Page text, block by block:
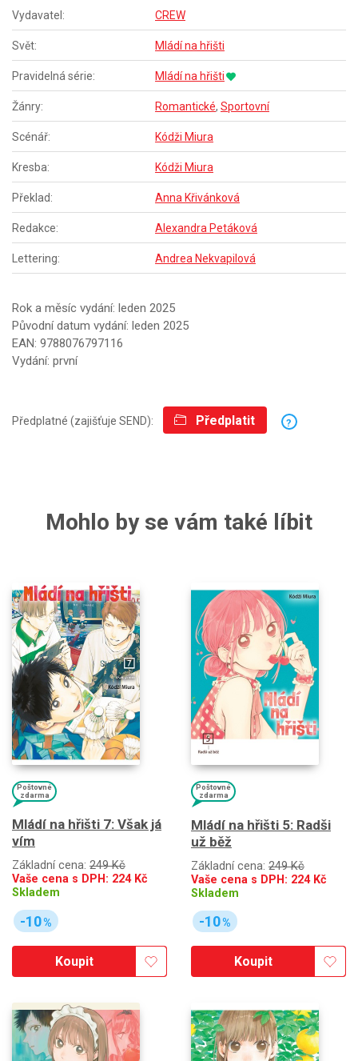
Vydavatel: CREW
Svět: Mládí na hřišti
Pravidelná série: Mládí na hřišti
Žánry: Romantické, Sportovní
Scénář: Kódži Miura
Kresba: Kódži Miura
Překlad: Anna Křivánková
Redakce: Alexandra Petáková
Lettering: Andrea Nekvapilová
Rok a měsíc vydání: leden 2025
Původní datum vydání: leden 2025
EAN: 9788076797116
Vydání: první
Předplatné (zajišťuje SEND): Předplatit ?
Mohlo by se vám také líbit
Poštovné
zdarma
Mládí na hřišti 7: Však já
vím
Základní cena: 249 Kč
Vaše cena s DPH: 224Kč
Skladem
-10%
Koupit
Poštovné
zdarma
Mládí na hřišti 5: Radši
už běž
Základní cena: 249 Kč
Vaše cena s DPH: 224Kč
Skladem
-10%
Koupit